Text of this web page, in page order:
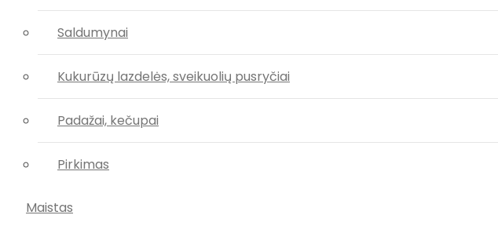
Saldumynai
Kukurūzų lazdelės, sveikuolių pusryčiai
Padažai, kečupai
Pirkimas
Maistas